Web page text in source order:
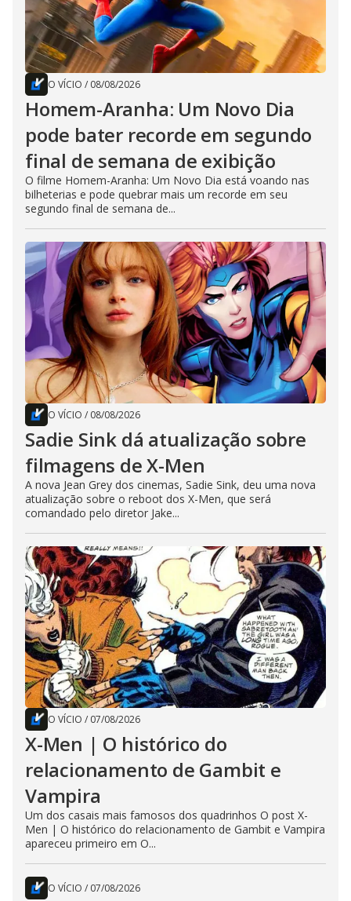
O VÍCIO / 08/08/2026
Homem-Aranha: Um Novo Dia
pode bater recorde em segundo
final de semana de exibição
O filme Homem-Aranha: Um Novo Dia está voando nas
bilheterias e pode quebrar mais um recorde em seu
segundo final de semana de...
O VÍCIO / 08/08/2026
Sadie Sink dá atualização sobre
filmagens de X-Men
A nova Jean Grey dos cinemas, Sadie Sink, deu uma nova
atualização sobre o reboot dos X-Men, que será
comandado pelo diretor Jake...
O VÍCIO / 07/08/2026
X-Men | O histórico do
relacionamento de Gambit e
Vampira
Um dos casais mais famosos dos quadrinhos O post X-
Men | O histórico do relacionamento de Gambit e Vampira
apareceu primeiro em O...
O VÍCIO / 07/08/2026